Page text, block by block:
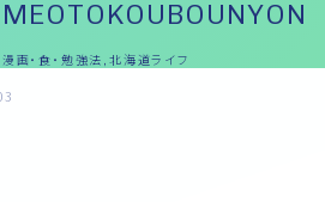
画・食・勉強法,北海道ライフ